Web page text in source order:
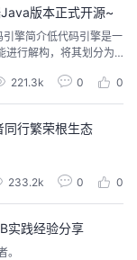
版本正式开源~
擎简介低代码引擎是一
进行解构，将其划分为
发平台。TinyEngine 低
等基础能力，既可以通
221.3k 0 0
行繁荣根生态
233.2k 0 0
实践经验分享